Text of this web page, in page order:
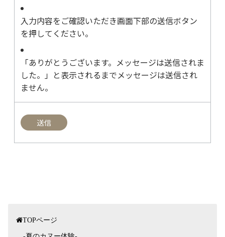
入力内容をご確認いただき画面下部の送信ボタン
を押してください。
「ありがとうございます。メッセージは送信されま
した。」と表示されるまでメッセージは送信され
ません。
TOPページ